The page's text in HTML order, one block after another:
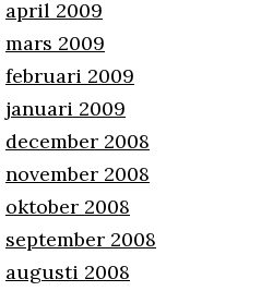
april 2009
mars 2009
februari 2009
januari 2009
december 2008
november 2008
oktober 2008
september 2008
augusti 2008